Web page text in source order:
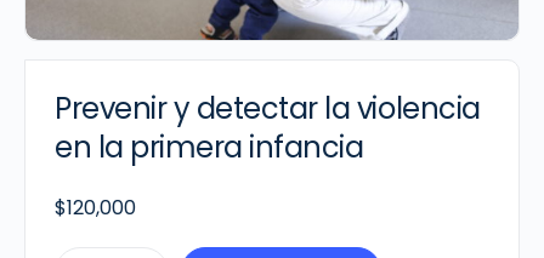
Prevenir y detectar la violencia
en la primera infancia
$120,000